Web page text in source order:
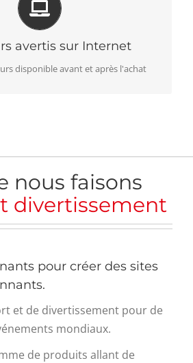
avertis sur Internet
disponible avant et après l'achat
clients de réserver facilement et en
toute sécurité
nous faisons
divertissement
pour créer des sites
et de divertissement pour de
mondiaux.
de produits allant de